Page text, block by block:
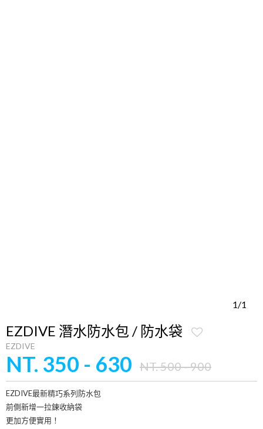
1/1
EZDIVE 潛水防水包 / 防水袋
EZDIVE
NT. 350 - 630 NT. 500 - 900
EZDIVE最新精巧系列防水包
前側新增一拉鍊收納袋
更加方便實用！